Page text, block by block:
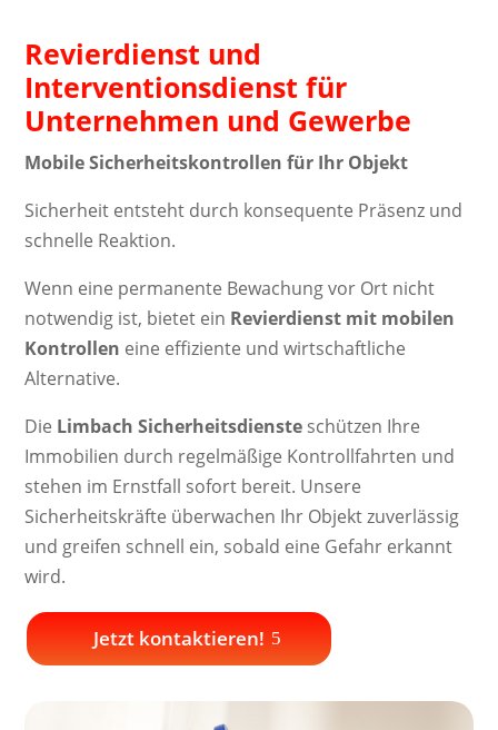
Revierdienst und
Interventionsdienst für
Unternehmen und Gewerbe
Mobile Sicherheitskontrollen für Ihr Objekt
Sicherheit entsteht durch konsequente Präsenz und
schnelle Reaktion.
Wenn eine permanente Bewachung vor Ort nicht
notwendig ist, bietet ein Revierdienst mit mobilen
Kontrollen eine effiziente und wirtschaftliche
Alternative.
Die Limbach Sicherheitsdienste schützen Ihre
Immobilien durch regelmäßige Kontrollfahrten und
stehen im Ernstfall sofort bereit. Unsere
Sicherheitskräfte überwachen Ihr Objekt zuverlässig
und greifen schnell ein, sobald eine Gefahr erkannt
wird.
Jetzt kontaktieren!